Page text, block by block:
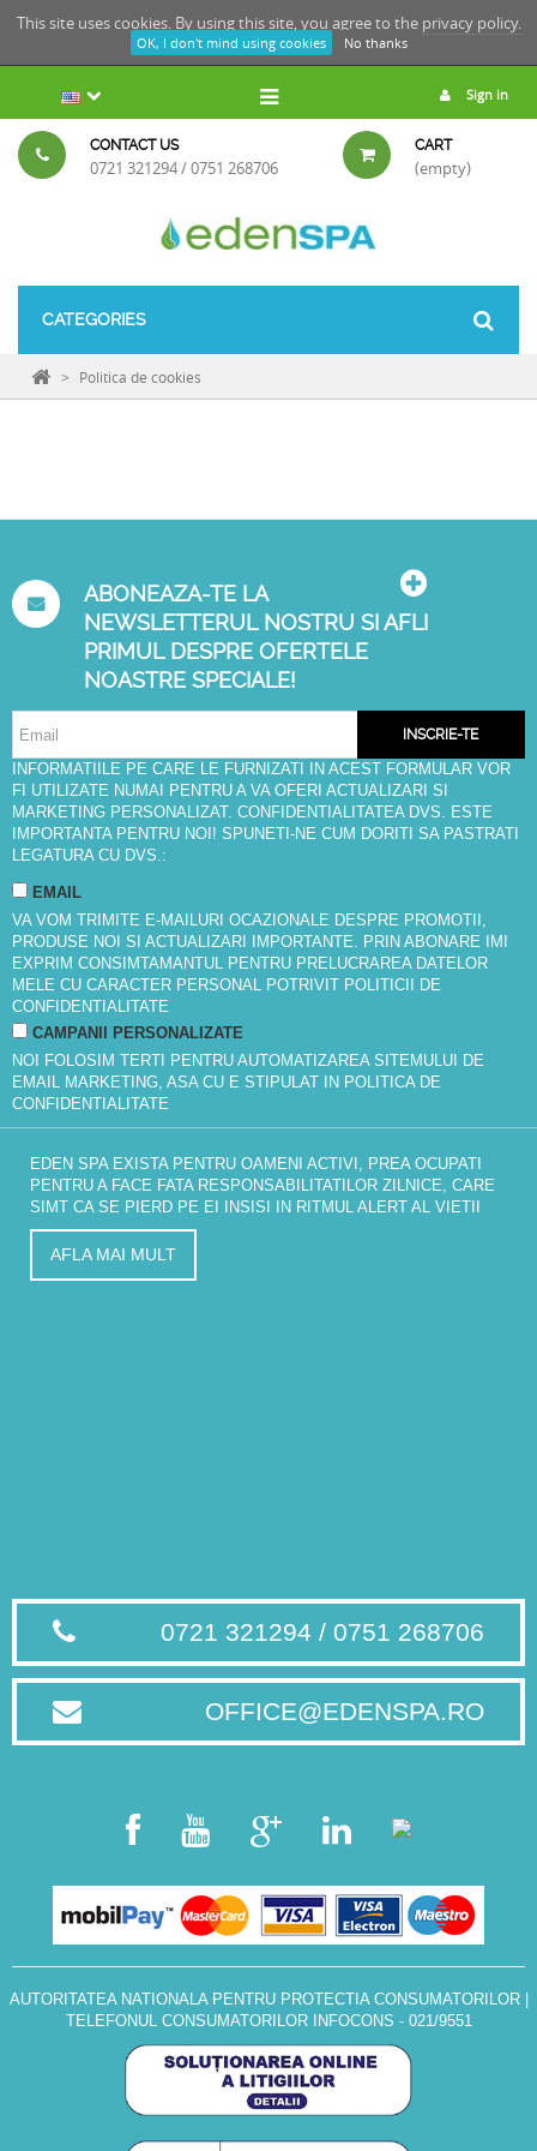
This site uses cookies. By using this site, you agree to the privacy policy.
OK, I don't mind using cookies No thanks
Sign in
CONTACT US
0721 321294 / 0751 268706
CART
(empty)
CATEGORIES
> Politica de cookies
ABONEAZA-TE LA
NEWSLETTERUL NOSTRU SI AFLI
PRIMUL DESPRE OFERTELE
NOASTRE SPECIALE!
INSCRIE-TE
INFORMATIILE PE CARE LE FURNIZATI IN ACEST FORMULAR VOR
FI UTILIZATE NUMAI PENTRU A VA OFERI ACTUALIZARI SI
MARKETING PERSONALIZAT. CONFIDENTIALITATEA DVS. ESTE
IMPORTANTA PENTRU NOI! SPUNETI-NE CUM DORITI SA PASTRATI
LEGATURA CU DVS.:
EMAIL
VA VOM TRIMITE E-MAILURI OCAZIONALE DESPRE PROMOTII,
PRODUSE NOI SI ACTUALIZARI IMPORTANTE. PRIN ABONARE IMI
EXPRIM CONSIMTAMANTUL PENTRU PRELUCRAREA DATELOR
MELE CU CARACTER PERSONAL POTRIVIT POLITICII DE
CONFIDENTIALITATE
CAMPANII PERSONALIZATE
NOI FOLOSIM TERTI PENTRU AUTOMATIZAREA SITEMULUI DE
EMAIL MARKETING, ASA CU E STIPULAT IN POLITICA DE
CONFIDENTIALITATE
EDEN SPA EXISTA PENTRU OAMENI ACTIVI, PREA OCUPATI
PENTRU A FACE FATA RESPONSABILITATILOR ZILNICE, CARE
SIMT CA SE PIERD PE EI INSISI IN RITMUL ALERT AL VIETII
AFLA MAI MULT
0721 321294 / 0751 268706
OFFICE@EDENSPA.RO
AUTORITATEA NATIONALA PENTRU PROTECTIA CONSUMATORILOR|
TELEFONUL CONSUMATORILOR INFOCONS - 021/9551